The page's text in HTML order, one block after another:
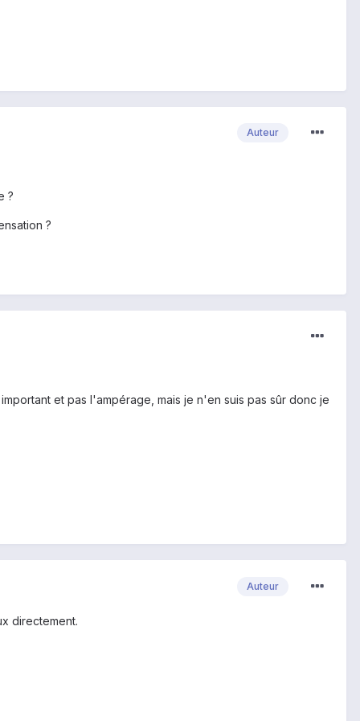
Auteur
?
?
et pas l'ampérage, mais je n'en suis pas sûr donc je
Auteur
directement.